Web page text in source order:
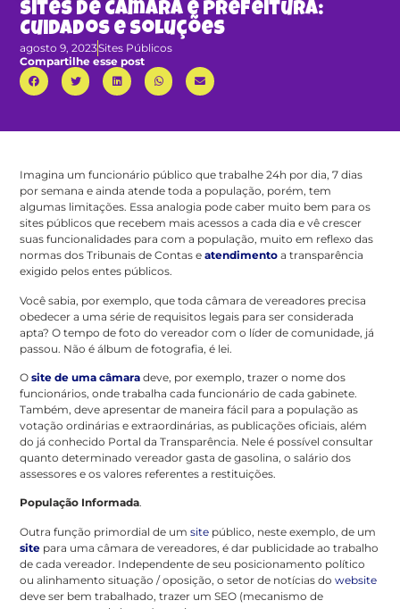
Sites de Câmara e Prefeitura:
Cuidados e Soluções
agosto 9, 2023Sites Públicos
Compartilhe esse post
Imagina um funcionário público que trabalhe 24h por dia, 7 dias
por semana e ainda atende toda a população, porém, tem
algumas limitações. Essa analogia pode caber muito bem para os
sites públicos que recebem mais acessos a cada dia e vê crescer
suas funcionalidades para com a população, muito em reflexo das
normas dos Tribunais de Contas eatendimento a transparência
exigido pelos entes públicos.
Você sabia, por exemplo, que toda câmara de vereadores precisa
obedecer a uma série de requisitos legais para ser considerada
apta? O tempo de foto do vereador com o líder de comunidade, já
passou. Não é álbum de fotografia, é lei.
Osite de uma câmara deve, por exemplo, trazer o nome dos
funcionários, onde trabalha cada funcionário de cada gabinete.
Também, deve apresentar de maneira fácil para a população as
votação ordinárias e extraordinárias, as publicações oficiais, além
do já conhecido Portal da Transparência. Nele é possível consultar
quanto determinado vereador gasta de gasolina, o salário dos
assessores e os valores referentes a restituições.
População Informada.
Outra função primordial de umsite público, neste exemplo, de um
site para uma câmara de vereadores, é dar publicidade ao trabalho
de cada vereador. Independente de seu posicionamento político
ou alinhamento situação / oposição, o setor de notícias dowebsite
deve ser bem trabalhado, trazer um SEO (mecanismo de